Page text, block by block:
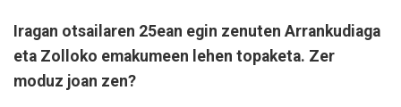
Iragan otsailaren 25ean egin zenuten Arrankudiaga
eta Zolloko emakumeen lehen topaketa. Zer
moduz joan zen?